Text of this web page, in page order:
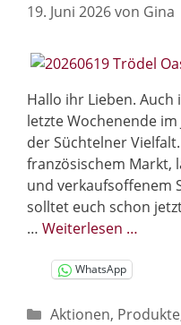
19. Juni 2026von Gina
Hallo ihr Lieben. Auch
letzte Wochenende
der Süchtelner
französischem Markt,
und verkaufsoffenem
solltet euch schon
… Weiterlesen …
WhatsApp
Kategorien
Aktionen, Produkte